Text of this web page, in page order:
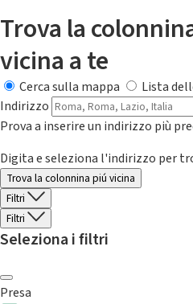
Trova la
vicina a te
Cerca sulla mappa
Lista
Indirizzo
Prova a inserire un indirizzo più
Digita e seleziona l'indirizzo per
Trova la colonnina piú vicina
Filtri
Filtri
Seleziona i filtri
Presa